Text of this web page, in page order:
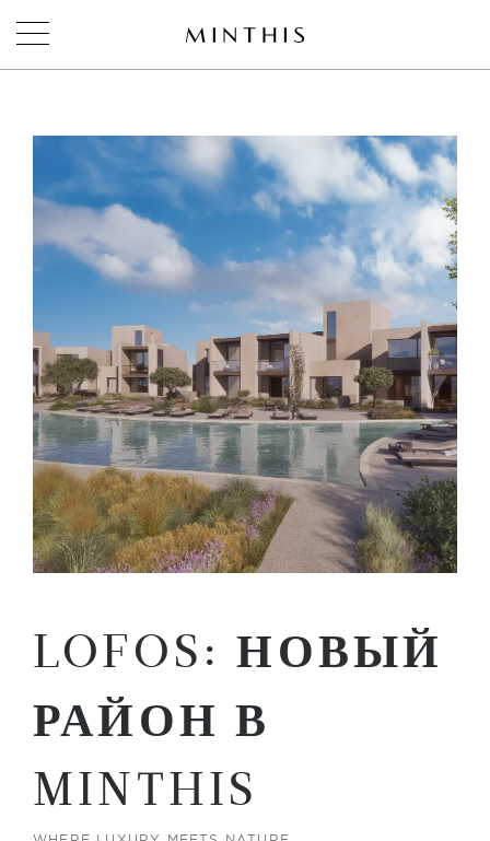
LOFOS: НОВЫЙ
РАЙОН В
MINTHIS